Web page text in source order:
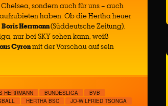
sondern auch für uns – auch
haben. Ob die Hertha heuer
Boris Herrmann(Süddeutsche Zeitung).
nur bei SKY sehen kann, weiß
Cyronmit der Vorschau auf sein
HERRMANN BUNDESLIGA
BVB
HERTHA BSC
JO-WILFRIED TSONGA